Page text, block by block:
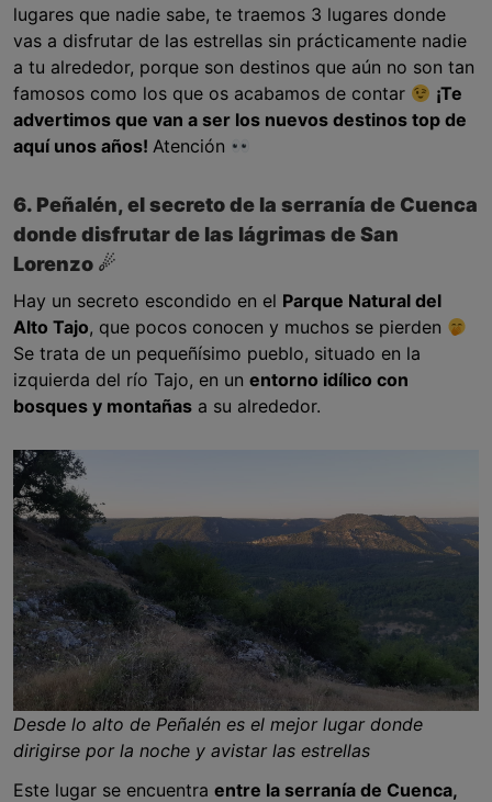
lugares que nadie sabe, te traemos 3 lugares donde
vas a disfrutar de las estrellas sin prácticamente nadie
a tu alrededor, porque son destinos que aún no son tan
famosos como los que os acabamos de contar
¡Te
advertimos que van a ser los nuevos destinos top de
aquí unos años! Atención
6. Peñalén, el secreto de la serranía de Cuenca
donde disfrutar de las lágrimas de San
Lorenzo ☄
Hay un secreto escondido en el Parque Natural del
Alto Tajo, que pocos conocen y muchos se pierden
Se trata de un pequeñísimo pueblo, situado en la
izquierda del río Tajo, en un entorno idílico con
bosques y montañas a su alrededor.
Desde lo alto de Peñalén es el mejor lugar donde
dirigirse por la noche y avistar las estrellas
Este lugar se encuentra entre la serranía de Cuenca,